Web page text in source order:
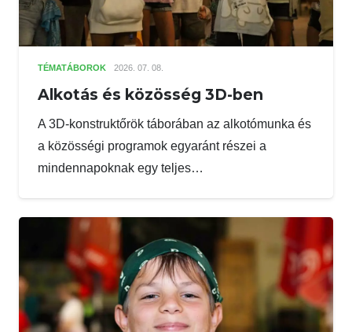
TÉMATÁBOROK 2026. 07. 08.
Alkotás és közösség 3D-ben
A 3D-konstruktőrök táborában az alkotómunka és
a közösségi programok egyaránt részei a
mindennapoknak egy teljes…